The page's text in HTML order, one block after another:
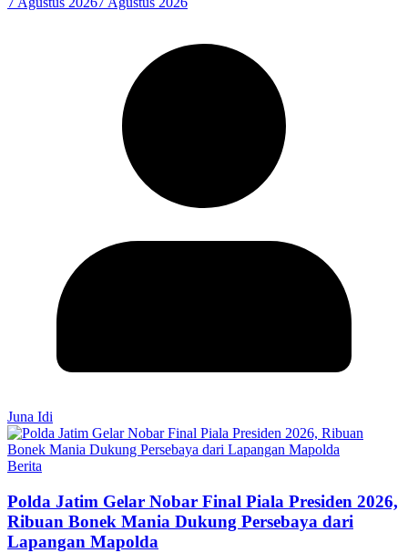
Juna Idi
Berita
Polda Jatim Gelar Nobar Final Piala Presiden 2026,
Ribuan Bonek Mania Dukung Persebaya dari
Lapangan Mapolda